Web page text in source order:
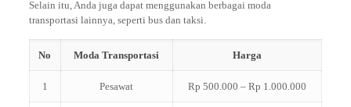
Selain itu, Anda juga dapat menggunakan berbagai moda
transportasi lainnya, seperti bus dan taksi.
No Moda Transportasi Harga
1 Pesawat Rp 500.000 – Rp 1.000.000